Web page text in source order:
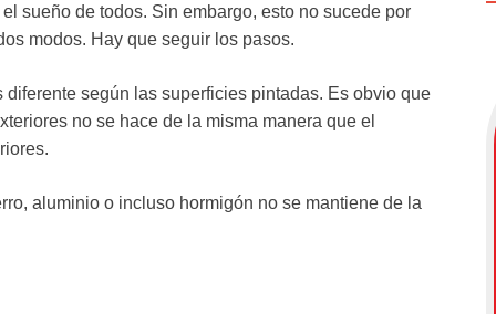
sueño de todos. Sin embargo, esto no sucede por
modos. Hay que seguir los pasos.
según las superficies pintadas. Es obvio que
no se hace de la misma manera que el
aluminio o incluso hormigón no se mantiene de la